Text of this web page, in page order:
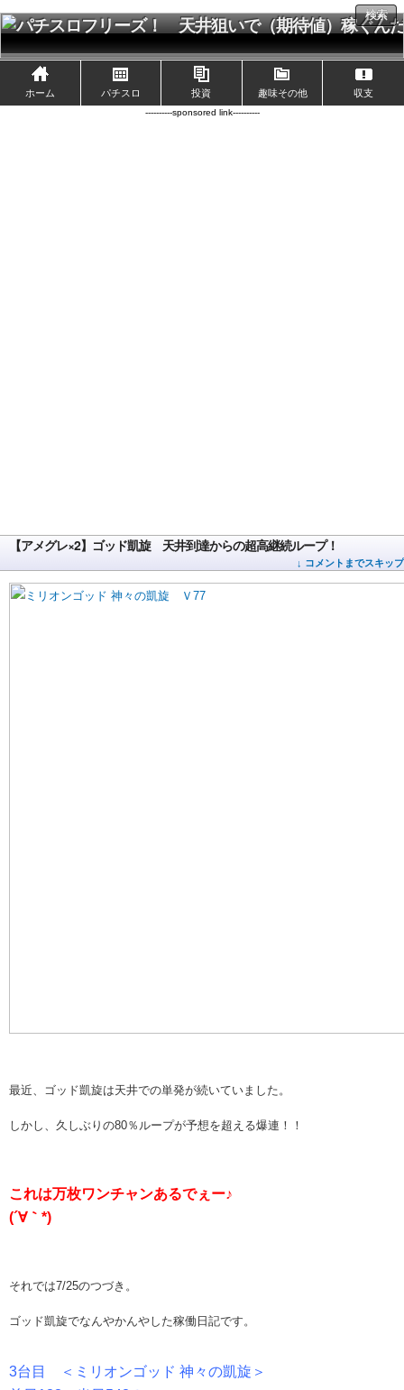
検索
ホーム パチスロ 投資 趣味その他 収支
----------sponsored link----------
【アメグレ×2】ゴッド凱旋 天井到達からの超高継続ループ！
↓ コメントまでスキップ
最近、ゴッド凱旋は天井での単発が続いていました。
しかし、久しぶりの80％ループが予想を超える爆連！！
これは万枚ワンチャンあるでぇー♪
(´∀｀*)
それでは7/25のつづき。
ゴッド凱旋でなんやかんやした稼働日記です。
3台目 ＜ミリオンゴッド 神々の凱旋＞